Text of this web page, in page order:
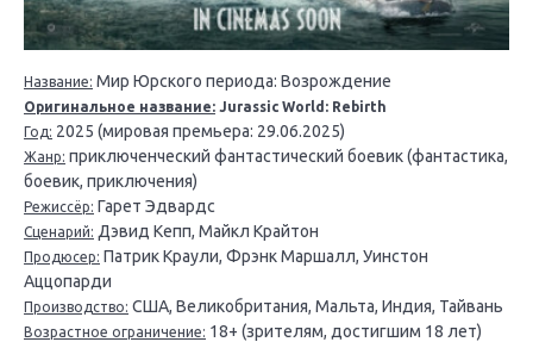
Название: Мир Юрского периода: Возрождение
Оригинальное название: Jurassic World: Rebirth
Год: 2025 (мировая премьера: 29.06.2025)
Жанр: приключенческий фантастический боевик (фантастика,
боевик, приключения)
Режиссёр: Гарет Эдвардс
Сценарий: Дэвид Кепп, Майкл Крайтон
Продюсер: Патрик Краули, Фрэнк Маршалл, Уинстон
Аццопарди
Производство: США, Великобритания, Мальта, Индия, Тайвань
Возрастное ограничение: 18+ (зрителям, достигшим 18 лет)